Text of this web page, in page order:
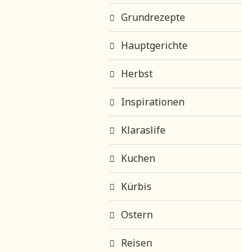
Grundrezepte
Hauptgerichte
Herbst
Inspirationen
Klaraslife
Kuchen
Kürbis
Ostern
Reisen